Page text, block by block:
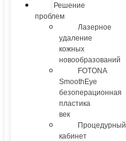
Решение
проблем
Лазерное
удаление
кожных
новообразований
FOTONA
SmoothEye
безоперационная
пластика
век
Процедурный
кабинет